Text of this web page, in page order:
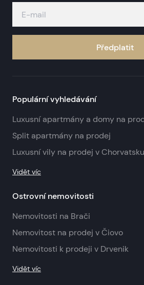
Předplatit
Populární vyhledávání
Luxusní apartmány a domy na
Split apartmány na prodej
Luxusní vily na prodej v Chorvatsku
Vidět víc
Ostrovní nemovitosti
Nemovitosti na Brači
Nemovitost na prodej v Čiovo
Nemovitosti k prodeji v Drvenik
Vidět víc